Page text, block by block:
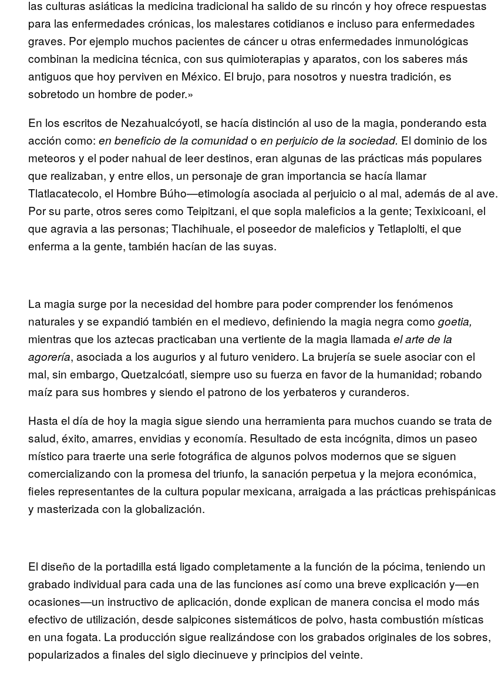
las culturas asiáticas la medicina tradicional ha salido de su rincón y hoy ofrece respuestas
para las enfermedades crónicas, los malestares cotidianos e incluso para enfermedades
graves. Por ejemplo muchos pacientes de cáncer u otras enfermedades inmunológicas
combinan la medicina técnica, con sus quimioterapias y aparatos, con los saberes más
antiguos que hoy perviven en México. El brujo, para nosotros y nuestra tradición, es
sobretodo un hombre de poder.»
En los escritos de Nezahualcóyotl, se hacía distinción al uso de la magia, ponderando esta
acción como: en beneficio de la comunidado en perjuicio de la sociedad. El dominio de los
meteoros y el poder nahual de leer destinos, eran algunas de las prácticas más populares
que realizaban, y entre ellos, un personaje de gran importancia se hacía llamar
Tlatlacatecolo, el Hombre Búho—etimología asociada al perjuicio o al mal, además de al ave.
Por su parte, otros seres como Teipitzani, el que sopla maleficios a la gente; Texixicoani, el
que agravia a las personas; Tlachihuale, el poseedor de maleficios y Tetlaplolti, el que
enferma a la gente, también hacían de las suyas.
La magia surge por la necesidad del hombre para poder comprender los fenómenos
naturales y se expandió también en el medievo, definiendo la magia negra como goetia,
mientras que los aztecas practicaban una vertiente de la magia llamada el arte de la
agorería, asociada a los augurios y al futuro venidero. La brujería se suele asociar con el
mal, sin embargo, Quetzalcóatl, siempre uso su fuerza en favor de la humanidad; robando
maíz para sus hombres y siendo el patrono de los yerbateros y curanderos.
Hasta el día de hoy la magia sigue siendo una herramienta para muchos cuando se trata de
salud, éxito, amarres, envidias y economía. Resultado de esta incógnita, dimos un paseo
místico para traerte una serie fotográfica de algunos polvos modernos que se siguen
comercializando con la promesa del triunfo, la sanación perpetua y la mejora económica,
fieles representantes de la cultura popular mexicana, arraigada a las prácticas prehispánicas
y masterizada con la globalización.
El diseño de la portadilla está ligado completamente a la función de la pócima, teniendo un
grabado individual para cada una de las funciones así como una breve explicación y—en
ocasiones—un instructivo de aplicación, donde explican de manera concisa el modo más
efectivo de utilización, desde salpicones sistemáticos de polvo, hasta combustión místicas
en una fogata. La producción sigue realizándose con los grabados originales de los sobres,
popularizados a finales del siglo diecinueve y principios del veinte.